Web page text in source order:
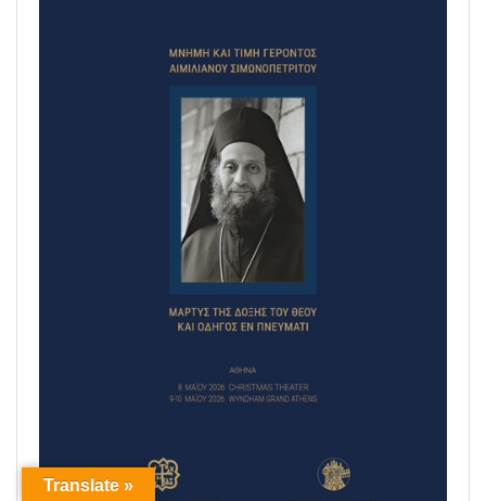
Translate »